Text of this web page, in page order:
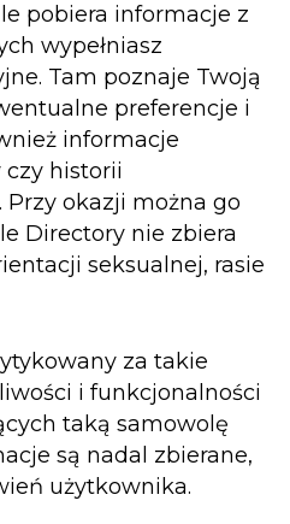
pobiera informacje z
wypełniasz
Tam poznaje Twoją
preferencje i
informacje
czy historii
okazji można go
Directory nie zbiera
seksualnej, rasie
za takie
i funkcjonalności
taką samowolę
są nadal zbierane,
użytkownika.